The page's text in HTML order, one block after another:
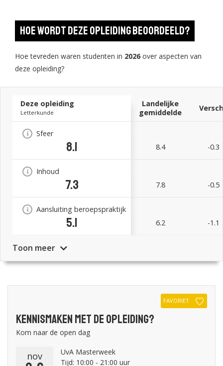
Hoe wordt deze opleiding beoordeeld?
Hoe tevreden waren studenten in 2026 over aspecten van
deze opleiding?
Deze opleiding
Letterkunde
Landelijke
gemiddelde
Sfeer
8.1 8.4 -0.3
Inhoud
7.3 7.8 -0.5
Aansluiting beroepspraktijk
5.1 6.2 -1.1
Toon meer
FAVORIET
Kennismaken met de opleiding?
Kom naar de open dag
nov
UvA Masterweek
Tijd: 10:00 - 21:00 uur